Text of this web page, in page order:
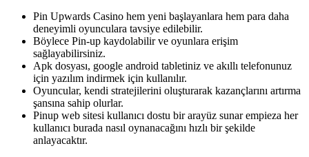
Pin Upwards Casino hem yeni başlayanlara hem para daha
deneyimli oyunculara tavsiye edilebilir.
Böylece Pin-up kaydolabilir ve oyunlara erişim
sağlayabilirsiniz.
Apk dosyası, google android tabletiniz ve akıllı telefonunuz
için yazılım indirmek için kullanılır.
Oyuncular, kendi stratejilerini oluşturarak kazançlarını artırma
şansına sahip olurlar.
Pinup web sitesi kullanıcı dostu bir arayüz sunar empieza her
kullanıcı burada nasıl oynanacağını hızlı bir şekilde
anlayacaktır.